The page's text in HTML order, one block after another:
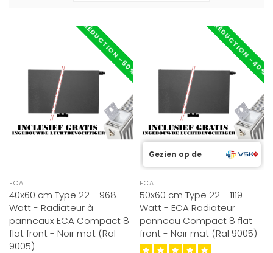
RÉDUCTION -50%
ECA
40x60 cm Type 22 - 968
Watt - Radiateur à
panneaux ECA Compact 8
flat front - Noir mat (Ral
9005)
RÉDUCTION -40%
Gezien op de
ECA
50x60 cm Type 22 - 1119
Watt - ECA Radiateur
panneau Compact 8 flat
front - Noir mat (Ral 9005)